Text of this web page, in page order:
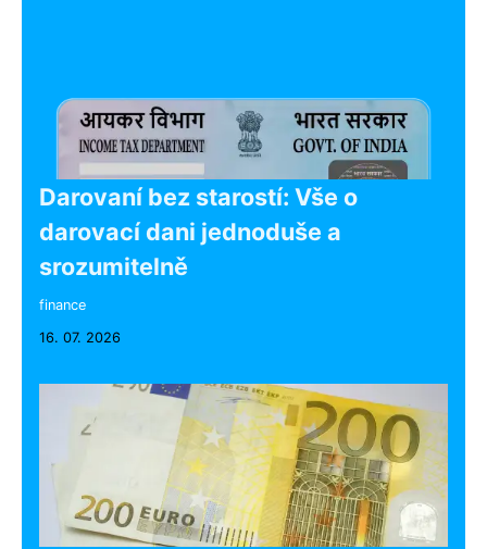
Darovaní bez starostí: Vše o
darovací dani jednoduše a
srozumitelně
finance
16. 07. 2026